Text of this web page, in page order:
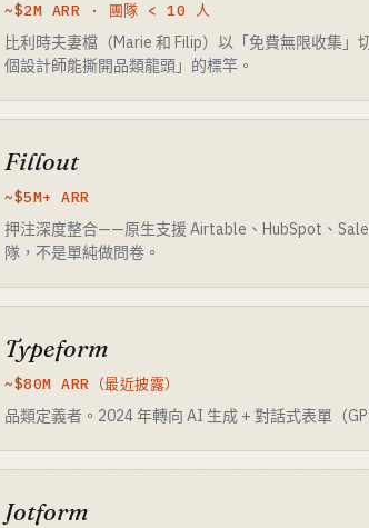
~$2M ARR · 團隊 < 10 人
比利時夫妻檔（Marie 和 Filip）以「免費無限收集
個設計師能撕開品類龍頭」的標竿。
Fillout
~$5M+ ARR
押注深度整合——原生支援 Airtable、HubSpot、
隊，不是單純做問卷。
Typeform
~$80M ARR（最近披露）
品類定義者。2024 年轉向 AI 生成 + 對話式表單（
Jotform